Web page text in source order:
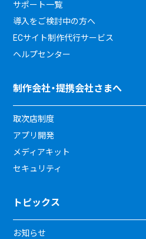
サポート一覧
導入をご検討中の方へ
ECサイト制作代行サービス
ヘルプセンター
制作会社・提携会社さまへ
取次店制度
アプリ開発
メディアキット
セキュリティ
トピックス
お知らせ